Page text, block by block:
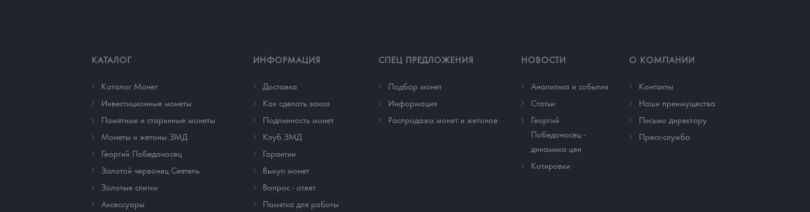
КАТАЛОГ
Каталог Монет
Инвестиционные монеты
Памятные и старинные монеты
Монеты и жетоны ЗМД
Георгий Победоносец
Золотой червонец Сеятель
Золотые слитки
Аксессуары
ИНФОРМАЦИЯ
Доставка
Как сделать заказ
Подлинность монет
Клуб ЗМД
Гарантии
Выкуп монет
Вопрос - ответ
Памятка для работы
СПЕЦ ПРЕДЛОЖЕНИЯ
Подбор монет
Информация
Распродажа монет и жетонов
НОВОСТИ
Аналитика и события
Cтатьи
Георгий
Победоносец -
динамика цен
Котировки
О КОМПАНИИ
Контакты
Наши преимущества
Письмо директору
Пресс-служба